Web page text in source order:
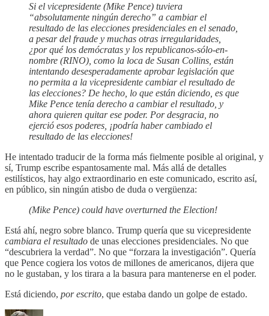
Si el vicepresidente (Mike Pence) tuviera
“absolutamente ningún derecho” a cambiar el
resultado de las elecciones presidenciales en el senado,
a pesar del fraude y muchas otras irregularidades,
¿por qué los demócratas y los republicanos-sólo-en-
nombre (RINO), como la loca de Susan Collins, están
intentando desesperadamente aprobar legislación que
no permita a la vicepresidente cambiar el resultado de
las elecciones? De hecho, lo que están diciendo, es que
Mike Pence tenía derecho a cambiar el resultado, y
ahora quieren quitar ese poder. Por desgracia, no
ejerció esos poderes, ¡podría haber cambiado el
resultado de las elecciones!
He intentado traducir de la forma más fielmente posible al original, y
sí, Trump escribe espantosamente mal. Más allá de detalles
estilísticos, hay algo extraordinario en este comunicado, escrito así,
en público, sin ningún atisbo de duda o vergüenza:
(Mike Pence) could have overturned the Election!
Está ahí, negro sobre blanco. Trump quería que su vicepresidente
cambiara el resultado de unas elecciones presidenciales. No que
“descubriera la verdad”. No que “forzara la investigación”. Quería
que Pence cogiera los votos de millones de americanos, dijera que
no le gustaban, y los tirara a la basura para mantenerse en el poder.
Está diciendo, por escrito, que estaba dando un golpe de estado.